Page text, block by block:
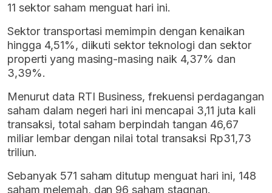
11 sektor saham menguat hari ini.
Sektor transportasi memimpin dengan kenaikan
hingga 4,51%, diikuti sektor teknologi dan sektor
properti yang masing-masing naik 4,37% dan
3,39%.
Menurut data RTI Business, frekuensi perdagangan
saham dalam negeri hari ini mencapai 3,11 juta kali
transaksi, total saham berpindah tangan 46,67
miliar lembar dengan nilai total transaksi Rp31,73
triliun.
Sebanyak 571 saham ditutup menguat hari ini, 148
saham melemah, dan 96 saham stagnan.